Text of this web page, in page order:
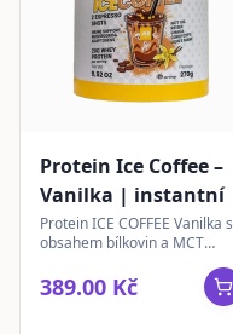
Protein Ice Coffee –
Vanilka | instantní
Protein ICE COFFEE Vanilka s
obsahem bílkovin a MCT
Reishi, Chaga, Cordyceps a
Lion's Mane.
389.00 Kč